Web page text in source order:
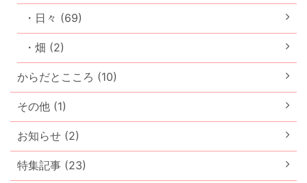
・日々 (69)
・畑 (2)
からだとこころ (10)
その他 (1)
お知らせ (2)
特集記事 (23)